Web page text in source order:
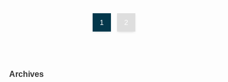
1 2
Archives